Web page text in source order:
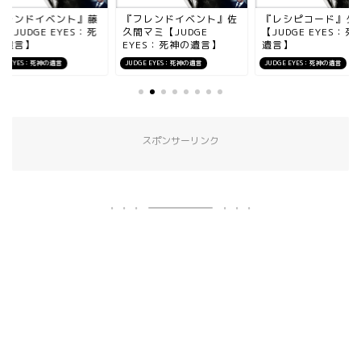
EYES：死神の遺言
レンドイベント』藤
【JUDGE EYES：死
言】
JUDGE EYES：死神の遺言
『フレンドイベント』佐
久間マミ【JUDGE
EYES：死神の遺言】
JUDGE EYES：死神の遺言
『レシピコード』タ
【JUDGE EYES：死
遺言】
スポンサーリンク